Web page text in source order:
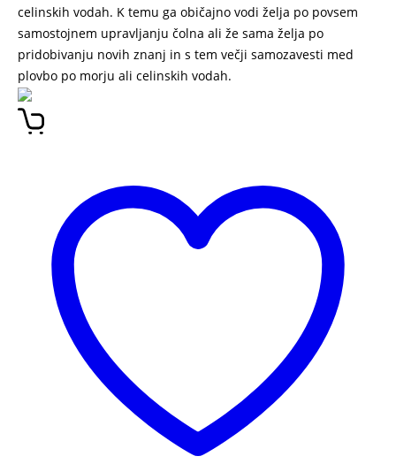
celinskih vodah. K temu ga običajno vodi želja po povsem
samostojnem upravljanju čolna ali že sama želja po
pridobivanju novih znanj in s tem večji samozavesti med
plovbo po morju ali celinskih vodah.